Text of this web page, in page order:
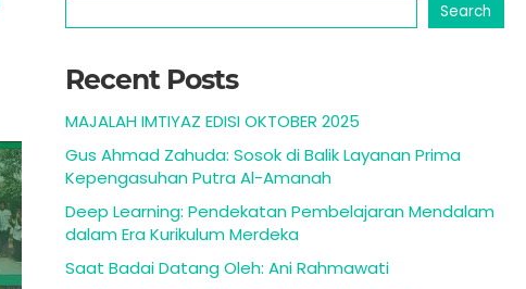
Search
Recent Posts
MAJALAH IMTIYAZ EDISI OKTOBER 2025
Gus Ahmad Zahuda: Sosok di Balik Layanan Prima
Kepengasuhan Putra Al-Amanah
Deep Learning: Pendekatan Pembelajaran Mendalam
dalam Era Kurikulum Merdeka
Saat Badai Datang Oleh: Ani Rahmawati